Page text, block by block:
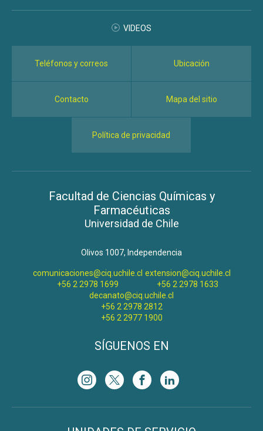
VIDEOS
Teléfonos y correos Ubicación
Contacto Mapa del sitio
Política de privacidad
Facultad de Ciencias Químicas y
Farmacéuticas
Universidad de Chile
Olivos 1007, Independencia
comunicaciones@ciq.uchile.cl
+56 2 2978 1699
extension@ciq.uchile.cl
+56 2 2978 1633
decanato@ciq.uchile.cl
+56 2 2978 2812
+56 2 2977 1900
SÍGUENOS EN